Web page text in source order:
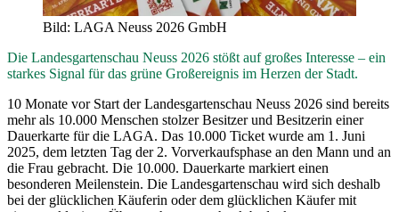
Bild: LAGA Neuss 2026 GmbH
Die Landesgartenschau Neuss 2026 stößt auf großes Interesse – ein
starkes Signal für das grüne Großereignis im Herzen der Stadt.
10 Monate vor Start der Landesgartenschau Neuss 2026 sind bereits
mehr als 10.000 Menschen stolzer Besitzer und Besitzerin einer
Dauerkarte für die LAGA. Das 10.000 Ticket wurde am 1. Juni
2025, dem letzten Tag der 2. Vorverkaufsphase an den Mann und an
die Frau gebracht. Die 10.000. Dauerkarte markiert einen
besonderen Meilenstein. Die Landesgartenschau wird sich deshalb
bei der glücklichen Käuferin oder dem glücklichen Käufer mit